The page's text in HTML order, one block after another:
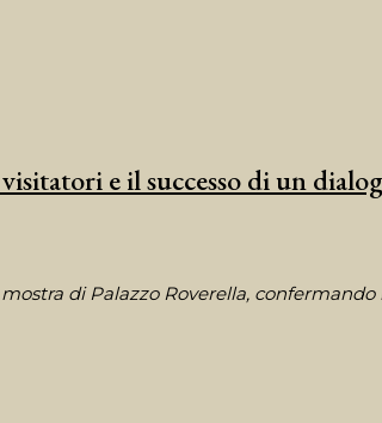
e il successo di un
di Palazzo Roverella,